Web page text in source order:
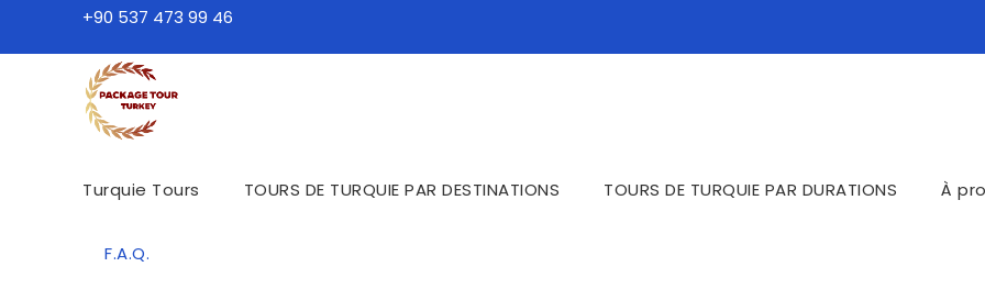
+90 537 473 99 46
Turquie Tours TOURS DE TURQUIE PAR DESTINATIONS TOURS DE TURQUIE PAR DURATIONS À
F.A.Q.